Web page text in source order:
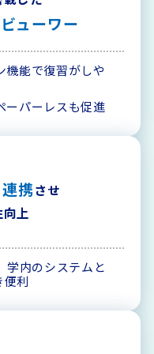
ューワー
機能で復習がしや
ーパーレスも促進
携させ
上
学内のシステムと
便利